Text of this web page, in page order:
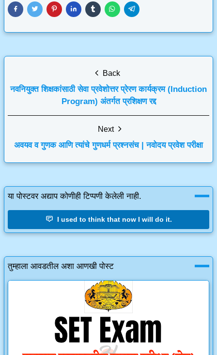
Back
नवनियुक्त शिक्षकांसाठी सेवा प्रवेशोत्तर प्रेरण कार्यक्रम (Induction
Program) अंतर्गत प्रशिक्षण रद्द
Next
अवयव व गुणक आणि त्यांचे गुणधर्म प्रश्नसंच | नवोदय प्रवेश परीक्षा
या पोस्टवर अद्याप कोणीही टिप्पणी केलेली नाही.
I used to think that now I will do it.
तुम्हाला आवडतील अशा आणखी पोस्ट